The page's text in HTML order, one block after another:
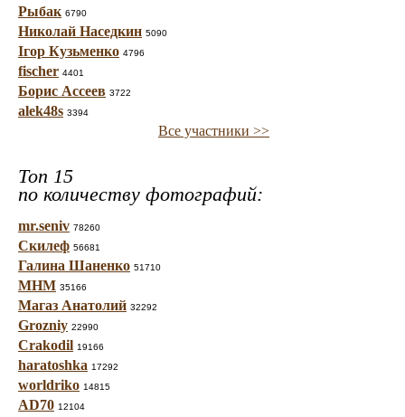
Рыбак 6790
Николай Наседкин 5090
Ігор Кузьменко 4796
fischer 4401
Борис Ассеев 3722
alek48s 3394
Все участники >>
Топ 15
по количеству фотографий:
mr.seniv 78260
Скилеф 56681
Галина Шаненко 51710
МНМ 35166
Магаз Анатолий 32292
Grozniy 22990
Crakodil 19166
haratoshka 17292
worldriko 14815
AD70 12104